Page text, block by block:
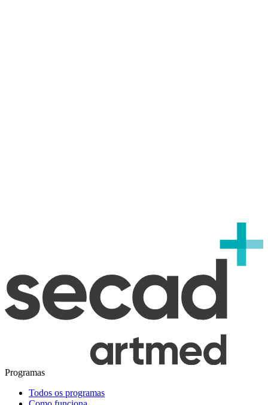
Programas
Todos os programas